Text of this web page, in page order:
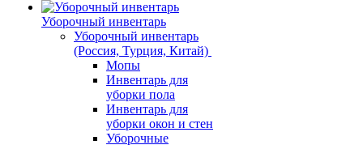
Уборочный инвентарь
Уборочный инвентарь
(Россия, Турция, Китай)
Мопы
Инвентарь для
уборки пола
Инвентарь для
уборки окон и стен
Уборочные